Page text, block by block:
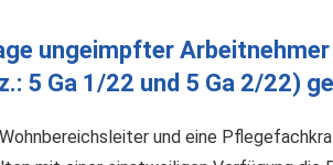
ungeimpfter
5 Ga 1/22 und 5 Ga 2/22)
und eine